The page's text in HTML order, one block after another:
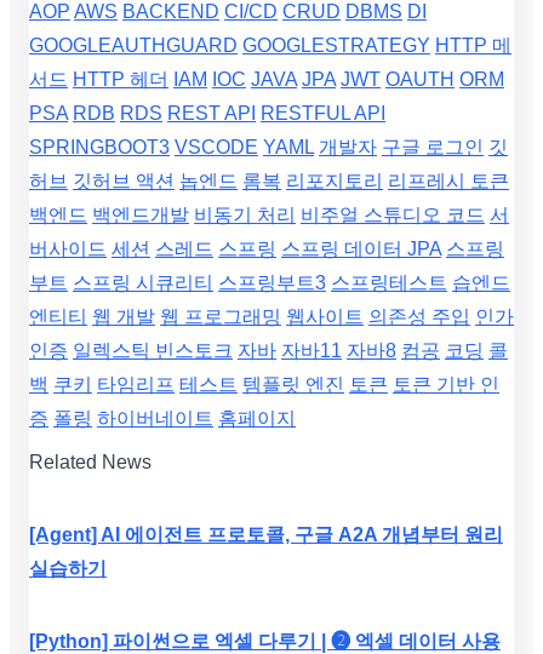
AOP AWS BACKEND CI/CD CRUD DBMS DI
GOOGLEAUTHGUARD GOOGLESTRATEGY HTTP 메
서드 HTTP 헤더 IAM IOC JAVA JPA JWT OAUTH ORM
PSA RDB RDS REST API
RESTFUL API
SPRINGBOOT3 VSCODE YAML 개발자 구글 로그인 깃
허브 깃허브 액션 놉엔드 롬복 리포지토리 리프레시 토큰
백엔드 백엔드개발 비동기 처리 비주얼 스튜디오 코드 서
버사이드 세션 스레드 스프링 스프링 데이터 JPA 스프링
부트 스프링 시큐리티 스프링부트3 스프링테스트 습엔드
엔티티 웹 개발 웹 프로그래밍 웹사이트 의존성 주입 인가
인증 일렉스틱 빈스토크 자바 자바11 자바8 컴공 코딩 콜
백 쿠키 타임리프 테스트 템플릿 엔진 토큰 토큰 기반 인
증 폴링 하이버네이트 홈페이지
Related News
[Agent] AI 에이전트 프로토콜, 구글 A2A 개념부터 원리
실습하기
[Python] 파이썬으로 엑셀 다루기 | ❷ 엑셀 데이터 사용